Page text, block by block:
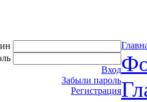
Вход
Забыли пароль
Регистрация